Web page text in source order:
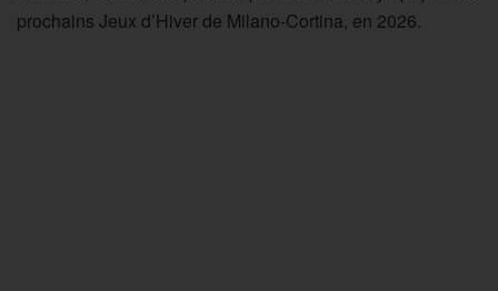
prochains Jeux d’Hiver de Milano-Cortina, en 2026.